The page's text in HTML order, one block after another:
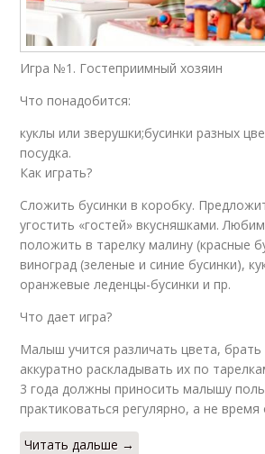
Игра №1. Гостеприимный хозяин
Что понадобится:
куклы или зверушки;бусинки разных
посудка.
Как играть?
Сложить бусинки в коробку.
угостить «гостей» вкусняшками.
положить в тарелку малину (красные
виноград (зеленые и синие бусинки),
оранжевые леденцы-бусинки и пр.
Что дает игра?
Малыш учится различать цвета,
аккуратно раскладывать их по
3 года должны приносить малышу
практиковаться регулярно, а не
Читать дальше →